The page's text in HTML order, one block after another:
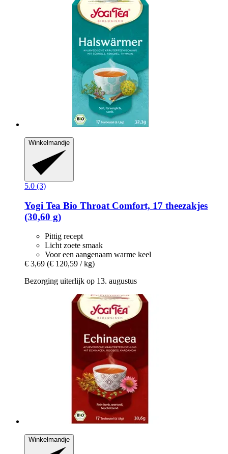
Winkelmandje
5.0 (3)
Yogi Tea Bio Throat Comfort, 17 theezakjes
(30,60 g)
Pittig recept
Licht zoete smaak
Voor een aangenaam warme keel
€ 3,69 (€ 120,59 / kg)
Bezorging uiterlijk op 13. augustus
Winkelmandje